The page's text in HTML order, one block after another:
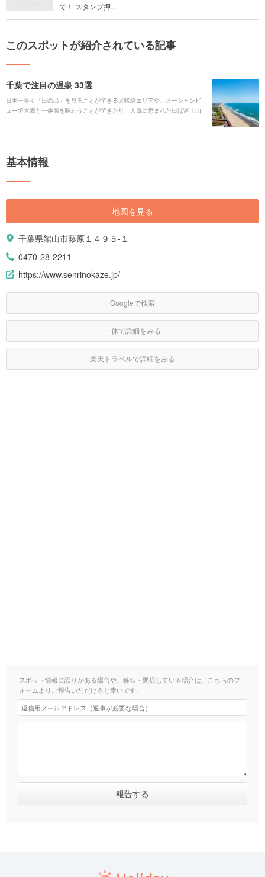
で！ スタンプ押...
このスポットが紹介されている記事
千葉で注目の温泉 33選
日本一早く「日の出」を見ることができる犬吠埼エリアや、オーシャンビ
ューで大海と一体感を味わうことができたり、天気に恵まれた日は富士山
と時を過ごせます。
基本情報
地図を見る
千葉県館山市藤原１４９５-１
0470-28-2211
https://www.senrinokaze.jp/
Googleで検索
一休で詳細をみる
楽天トラベルで詳細をみる
スポット情報に誤りがある場合や、移転・閉店している場合は、こちらのフ
ォームよりご報告いただけると幸いです。